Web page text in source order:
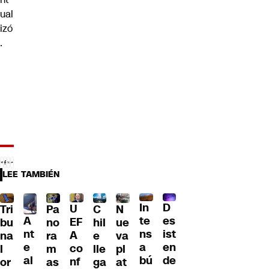
ual
izó
.
LEE TAMBIÉN
Tri
bu
na
l
or
A
nt
e
al
Pa
no
ra
m
as
U
EF
A
co
nf
C
hil
e
lle
ga
N
ue
va
pl
at
In
te
ns
a
bú
D
es
ist
en
de